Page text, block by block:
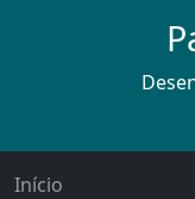
Início